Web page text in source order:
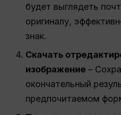
будет выглядеть
оригиналу,
знак.
Скачать
изображение –
окончательный
предпочитаемом